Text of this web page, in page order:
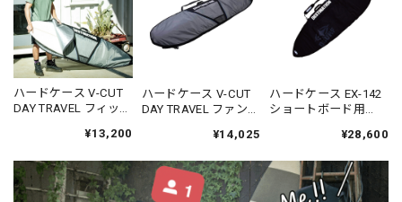
ハードケース V-CUT
DAY TRAVEL フィッシ
DESTINATION¥13,200
ハードケース V-CUT
DAY TRAVEL ファンボ
DESTINATION¥14,025
ハードケース EX-142
ショートボード用
DESTINATION¥28,600